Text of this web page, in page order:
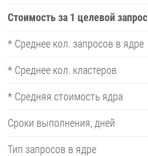
Стоимость за 1 целевой запрос
* Среднее кол. запросов в ядре
* Среднее кол. кластеров
* Средняя стоимость ядра
Сроки выполнения, дней
Тип запросов в ядре